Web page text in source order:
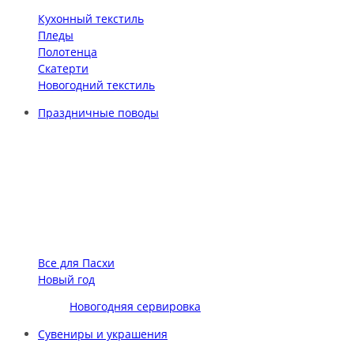
Кухонный текстиль
Пледы
Полотенца
Скатерти
Новогодний текстиль
Праздничные поводы
Все для Пасхи
Новый год
Новогодняя сервировка
Сувениры и украшения